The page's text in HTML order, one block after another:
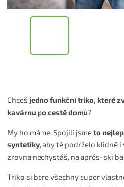
Chceš jedno funkční triko, které
kavárnu po cestě domů?
My ho máme. Spojili jsmeto
syntetiky, aby tě podrželo klidně i
zrovna nechystáš, na aprés-ski
Triko si bere všechny super